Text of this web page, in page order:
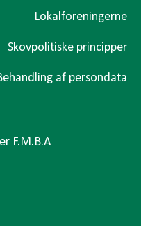
Lokalforeningerne
Skovpolitiske principper
af persondata
F.M.B.A